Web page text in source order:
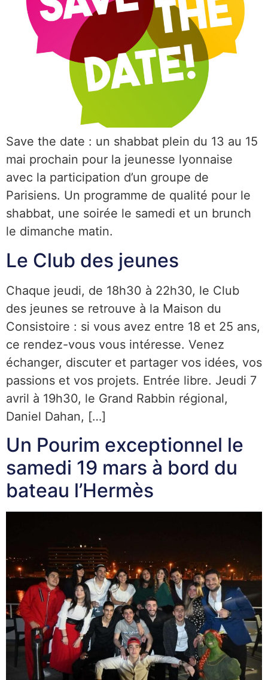
Save the date : un shabbat plein du 13 au 15
mai prochain pour la jeunesse lyonnaise
avec la participation d’un groupe de
Parisiens. Un programme de qualité pour le
shabbat, une soirée le samedi et un brunch
le dimanche matin.
Le Club des jeunes
Chaque jeudi, de 18h30 à 22h30, le Club
des jeunes se retrouve à la Maison du
Consistoire : si vous avez entre 18 et 25 ans,
ce rendez-vous vous intéresse. Venez
échanger, discuter et partager vos idées, vos
passions et vos projets. Entrée libre. Jeudi 7
avril à 19h30, le Grand Rabbin régional,
Daniel Dahan, […]
Un Pourim exceptionnel le
samedi 19 mars à bord du
bateau l’Hermès